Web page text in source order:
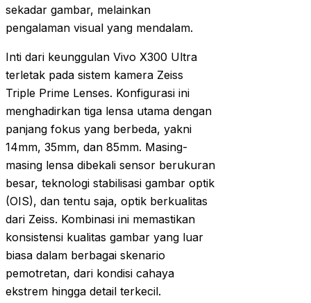
sekadar gambar, melainkan
pengalaman visual yang mendalam.
Inti dari keunggulan Vivo X300 Ultra
terletak pada sistem kamera Zeiss
Triple Prime Lenses. Konfigurasi ini
menghadirkan tiga lensa utama dengan
panjang fokus yang berbeda, yakni
14mm, 35mm, dan 85mm. Masing-
masing lensa dibekali sensor berukuran
besar, teknologi stabilisasi gambar optik
(OIS), dan tentu saja, optik berkualitas
dari Zeiss. Kombinasi ini memastikan
konsistensi kualitas gambar yang luar
biasa dalam berbagai skenario
pemotretan, dari kondisi cahaya
ekstrem hingga detail terkecil.